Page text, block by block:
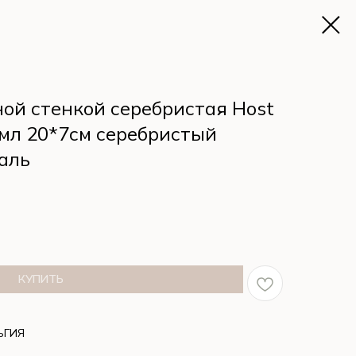
стенкой серебристая Host
20*7см серебристый
КУПИТЬ